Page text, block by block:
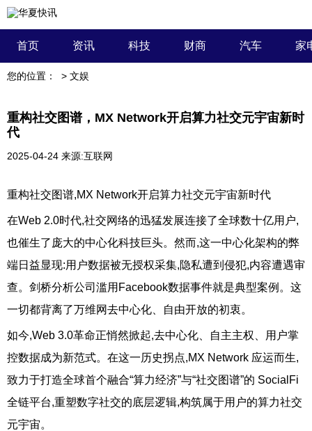
首页 资讯 科技 财商 汽车 家
您的位置： > 文娱
重构社交图谱，MX Network开启算力社交元宇宙新时
代
2025-04-24 来源:互联网
重构社交图谱,MX Network开启算力社交元宇宙新时代
在Web 2.0时代,社交网络的迅猛发展连接了全球数十亿用户,
也催生了庞大的中心化科技巨头。然而,这一中心化架构的弊
端日益显现:用户数据被无授权采集,隐私遭到侵犯,内容遭遇审
查。剑桥分析公司滥用Facebook数据事件就是典型案例。这
一切都背离了万维网去中心化、自由开放的初衷。
如今,Web 3.0革命正悄然掀起,去中心化、自主主权、用户掌
控数据成为新范式。在这一历史拐点,MX Network 应运而生,
致力于打造全球首个融合“算力经济”与“社交图谱”的 SocialFi
全链平台,重塑数字社交的底层逻辑,构筑属于用户的算力社交
元宇宙。